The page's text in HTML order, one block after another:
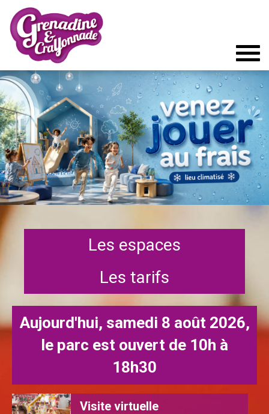
Les espaces
Les tarifs
Aujourd'hui, samedi 8 août 2026,
le parc est ouvert de 10h à
18h30
Visite virtuelle